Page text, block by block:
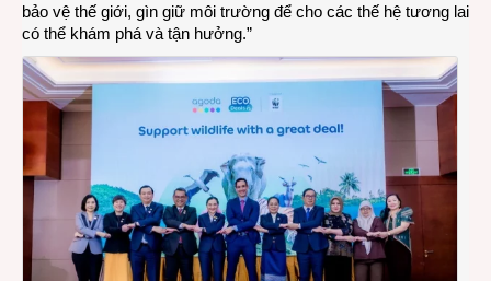
bảo vệ thế giới, gìn giữ môi trường để cho các thế hệ tương lai
có thể khám phá và tận hưởng.”